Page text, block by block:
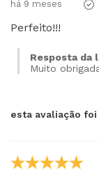
há 9 meses
Perfeito!!!
Resposta da
Muito
esta avaliação